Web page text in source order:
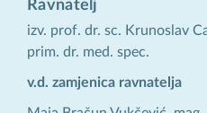
Ravnatelj
izv. prof. dr. sc. Krunoslav
prim. dr. med. spec.
v.d. zamjenica ravnatelja